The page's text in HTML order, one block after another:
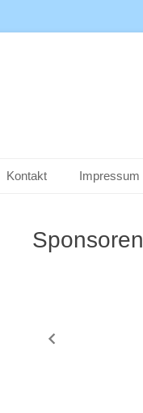
Kontakt Impressum
Sponsoren